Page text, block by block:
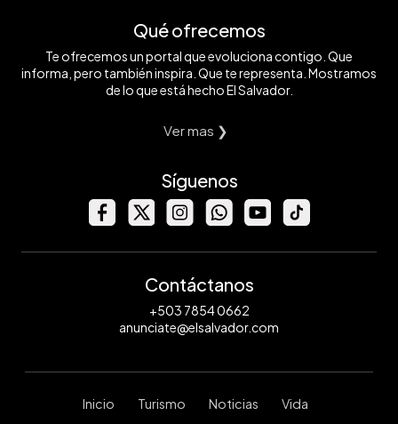
Qué ofrecemos
Te ofrecemos un portal que evoluciona contigo. Que
informa, pero también inspira. Que te representa. Mostramos
de lo que está hecho El Salvador.
Ver mas ❯
Síguenos
Contáctanos
+503 7854 0662
anunciate@elsalvador.com
Inicio Turismo Noticias Vida